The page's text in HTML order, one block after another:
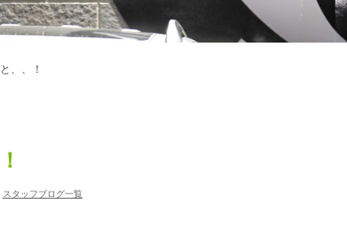
、、！
スタッフブログ一覧